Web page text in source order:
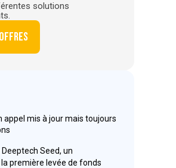
solutions
appel mis à jour mais toujours
Seed, un
première levée de fonds